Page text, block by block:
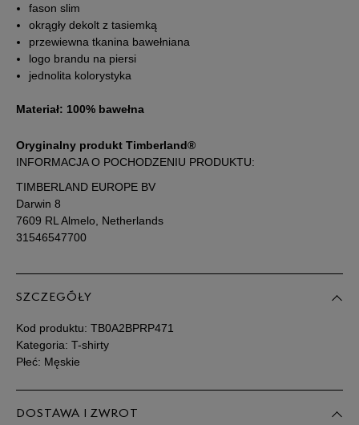
fason slim
okrągły dekolt z tasiemką
przewiewna tkanina bawełniana
logo brandu na piersi
jednolita kolorystyka
Materiał: 100% bawełna
Oryginalny produkt Timberland®
INFORMACJA O POCHODZENIU PRODUKTU:
TIMBERLAND EUROPE BV
Darwin 8
7609 RL Almelo, Netherlands
31546547700
SZCZEGÓŁY
Kod produktu: TB0A2BPRP471
Kategoria: T-shirty
Płeć: Męskie
DOSTAWA I ZWROT